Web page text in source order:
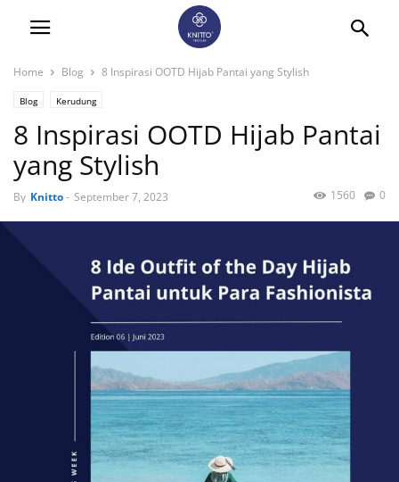
Home Blog 8 Inspirasi OOTD Hijab Pantai yang Stylish
Blog Kerudung
8 Inspirasi OOTD Hijab Pantai
yang Stylish
By Knitto- September 7, 2023 0
1560